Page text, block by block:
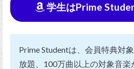
学生はPrime
Prime Studentは、会員特典対
放題、100万曲以上の対象音